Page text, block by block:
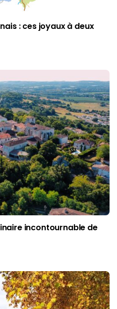
: ces joyaux à deux
incontournable de